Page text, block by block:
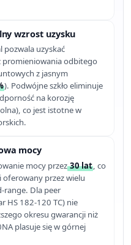
wzrost uzysku
pozwala uzyskać
promieniowania odbitego
z jasnym
). Podwójne szkło eliminuje
na korozję
co jest istotne w
mocy
mocy przez30 lat, co
przez wielu
range. Dla peer
HS 182-120 TC) nie
okresu gwarancji niż
plasuje się w górnej